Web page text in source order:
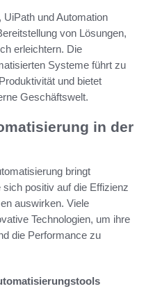
und Automation
von Lösungen,
erleichtern. Die
Systeme führt zu
und bietet
Geschäftswelt.
in der
bringt
positiv auf die Effizienz
auswirken. Viele
Technologien, um ihre
die Performance zu